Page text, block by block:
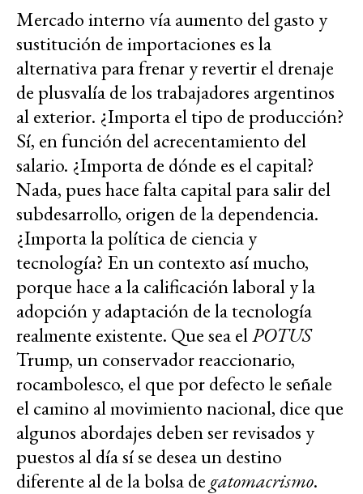
Mercado interno vía aumento del gasto y
sustitución de importaciones es la
alternativa para frenar y revertir el drenaje
de plusvalía de los trabajadores argentinos
al exterior. ¿Importa el tipo de producción?
Sí, en función del acrecentamiento del
salario. ¿Importa de dónde es el capital?
Nada, pues hace falta capital para salir del
subdesarrollo, origen de la dependencia.
¿Importa la política de ciencia y
tecnología? En un contexto así mucho,
porque hace a la calificación laboral y la
adopción y adaptación de la tecnología
realmente existente. Que sea elPOTUS
Trump, un conservador reaccionario,
rocambolesco, el que por defecto le señale
el camino al movimiento nacional, dice que
algunos abordajes deben ser revisados y
puestos al día sí se desea un destino
diferente al de la bolsa de gatomacrismo.